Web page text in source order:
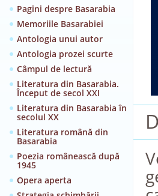
Pagini despre Basarabia
Memoriile Basarabiei
Antologia unui autor
Antologia prozei scurte
Câmpul de lectură
Literatura din Basarabia.
Început de secol XXI
Literatura din Basarabia în
secolul XX
Literatura română din
Basarabia
Poezia românească după
1945
Opera aperta